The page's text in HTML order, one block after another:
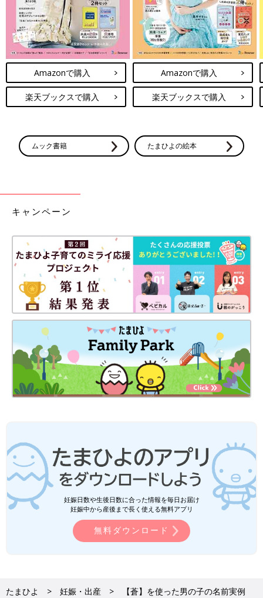
Amazonで購入
楽天ブックスで購入
Amazonで購入
楽天ブックスで購入
ムック書籍 たまひよの絵本
キャンペーン
妊娠日数や生後日数に合った情報を毎日お届け
妊娠中から産後まで長く使える無料アプリ
無料ダウンロード
たまひよ 妊娠・出産 【蒼】を使った男の子の名前実例